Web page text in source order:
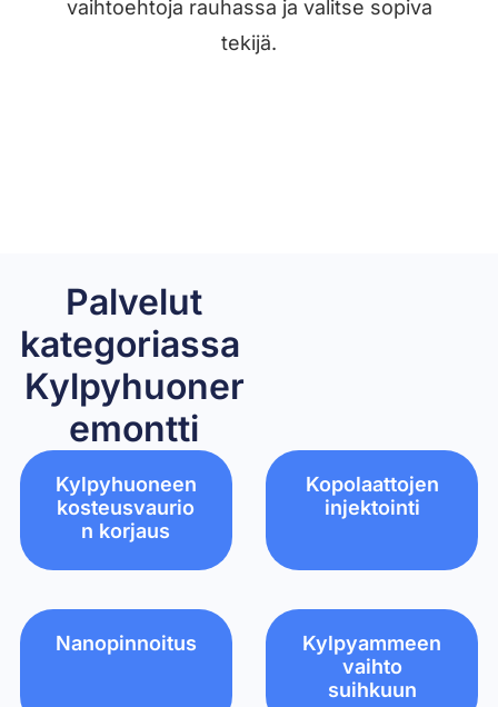
vaihtoehtoja rauhassa ja valitse sopiva
tekijä.
Palvelut
kategoriassa ​
Kylpyhuoner
emontti
Kylpyhuoneen
kosteusvaurio
n korjaus
Kopolaattojen
injektointi
Nanopinnoitus
Kylpyammeen
vaihto
suihkuun